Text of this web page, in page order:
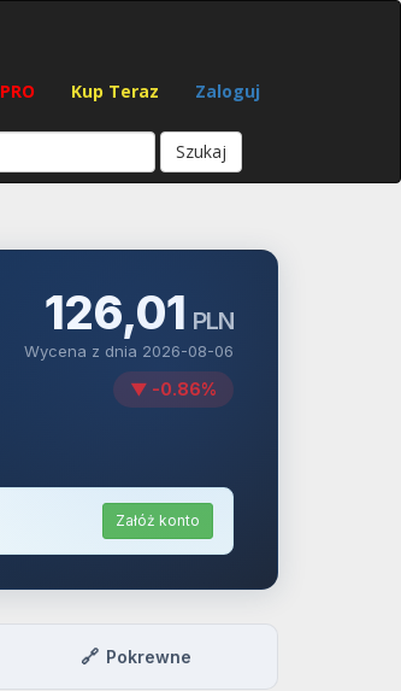
PRO Kup Teraz Zaloguj
Szukaj
126,01 PLN
Wycena z dnia 2026-08-06
▼ -0.86%
Załóż konto
🔗 Pokrewne